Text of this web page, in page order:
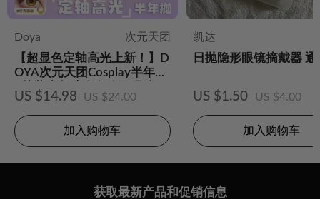
Doya
次元天团
【超显色定轴高光上新！】D
OYA次元天团Cosplay半年抛
2片装水凝胶彩色隐形眼镜
US $14.98 US $24.00
加入购物车
凯达
日抛隐形眼镜摘戴器
US $1.50 US $4.00
加入购物车
获取最新产品和促销信息